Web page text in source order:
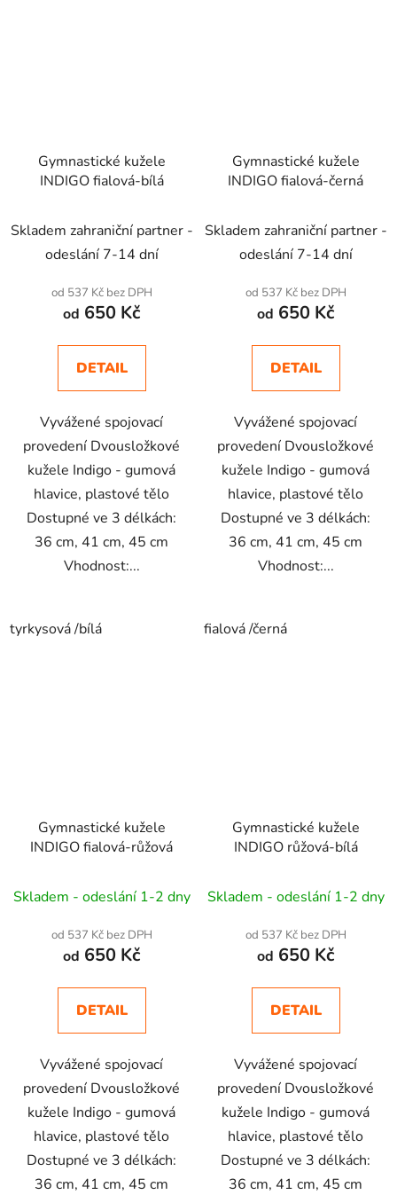
Gymnastické kužele
INDIGO fialová-bílá
Skladem zahraniční partner -
odeslání 7-14 dní
od 537 Kč bez DPH
od 650 Kč
DETAIL
Vyvážené spojovací
provedení Dvousložkové
kužele Indigo - gumová
hlavice, plastové tělo
Dostupné ve 3 délkách:
36 cm, 41 cm, 45 cm
Vhodnost:...
tyrkysová /bílá
Gymnastické kužele
INDIGO fialová-černá
Skladem zahraniční partner -
odeslání 7-14 dní
od 537 Kč bez DPH
od 650 Kč
DETAIL
Vyvážené spojovací
provedení Dvousložkové
kužele Indigo - gumová
hlavice, plastové tělo
Dostupné ve 3 délkách:
36 cm, 41 cm, 45 cm
Vhodnost:...
fialová /černá
Gymnastické kužele
INDIGO fialová-růžová
Skladem - odeslání 1-2 dny
od 537 Kč bez DPH
od 650 Kč
DETAIL
Vyvážené spojovací
provedení Dvousložkové
kužele Indigo - gumová
hlavice, plastové tělo
Dostupné ve 3 délkách:
36 cm, 41 cm, 45 cm
Gymnastické kužele
INDIGO růžová-bílá
Skladem - odeslání 1-2 dny
od 537 Kč bez DPH
od 650 Kč
DETAIL
Vyvážené spojovací
provedení Dvousložkové
kužele Indigo - gumová
hlavice, plastové tělo
Dostupné ve 3 délkách:
36 cm, 41 cm, 45 cm